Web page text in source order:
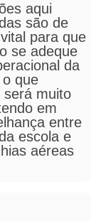
aqui
são de
para que
se adeque
da
que
será muito
em
entre
escola e
aéreas